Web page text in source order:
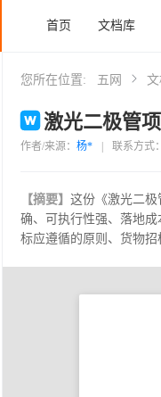
首页 文档库
您所在位置: 五网
激光二极管
作者/来源： 杨* 联系方式：
【摘要】 这份《激光二极
确、可执行性强、落地
标应遵循的原则、货物